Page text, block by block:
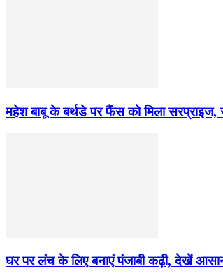
महेश बाबू के बर्थडे पर फैंस को मिला सरप्राइज,
घर पर लंच के लिए बनाएं पंजाबी कढ़ी, देखें